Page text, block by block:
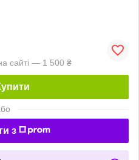
сайті — 1 500 ₴
з